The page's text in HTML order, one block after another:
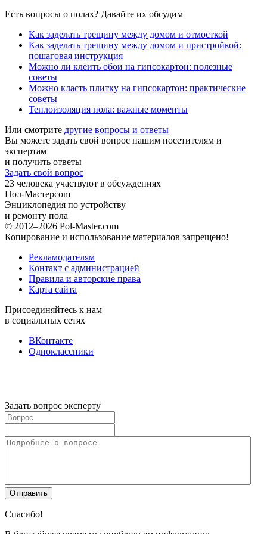
Есть вопросы о полах? Давайте их обсудим
Как заделать трещину между домом и отмосткой
Как заделать трещину между домом и пристройкой:
пошаговая инструкция
Можно ли клеить обои на гипсокартон: полезные
советы
Можно класть плитку на гипсокартон: практические
советы
Теплоизоляция пола: важные моменты
Или смотрите другие вопросы и ответы
Вы можете задать свой вопрос нашим посетителям и
экспертам
и получить ответы
Задать свой вопрос
23 человека участвуют в обсуждениях
Пол-Мастерcom
Энциклопедия по устройству
и ремонту пола
© 2012–2026 Pol-Master.com
Копирование и использование материалов запрещено!
Рекламодателям
Контакт с администрацией
Правила и авторские права
Карта сайта
Присоединяйтесь к нам
в социальных сетях
ВКонтакте
Одноклассники
Задать вопрос эксперту
Спасибо!